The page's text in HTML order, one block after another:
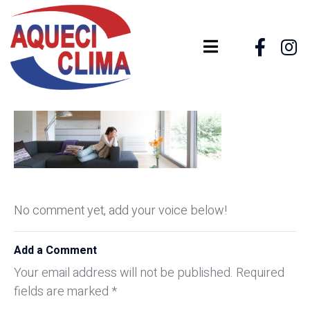
No comment yet, add your voice below!
Add a Comment
Your email address will not be published. Required
fields are marked *